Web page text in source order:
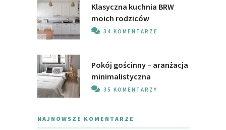
Klasyczna kuchnia BRW
moich rodziców
34 KOMENTARZE
Pokój gościnny – aranżacja
minimalistyczna
35 KOMENTARZY
NAJNOWSZE KOMENTARZE